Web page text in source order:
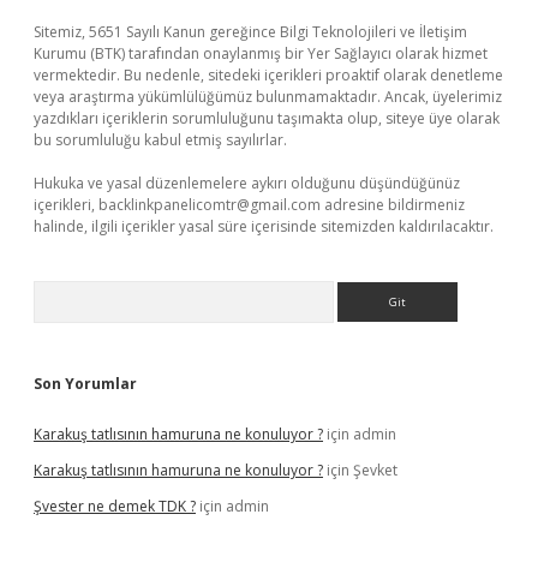
Sitemiz, 5651 Sayılı Kanun gereğince Bilgi Teknolojileri ve İletişim
Kurumu (BTK) tarafından onaylanmış bir Yer Sağlayıcı olarak hizmet
vermektedir. Bu nedenle, sitedeki içerikleri proaktif olarak denetleme
veya araştırma yükümlülüğümüz bulunmamaktadır. Ancak, üyelerimiz
yazdıkları içeriklerin sorumluluğunu taşımakta olup, siteye üye olarak
bu sorumluluğu kabul etmiş sayılırlar.
Hukuka ve yasal düzenlemelere aykırı olduğunu düşündüğünüz
içerikleri, backlinkpanelicomtr@gmail.com adresine bildirmeniz
halinde, ilgili içerikler yasal süre içerisinde sitemizden kaldırılacaktır.
Son Yorumlar
Karakuş tatlısının hamuruna ne konuluyor ? için admin
Karakuş tatlısının hamuruna ne konuluyor ? için Şevket
Şvester ne demek TDK ? için admin